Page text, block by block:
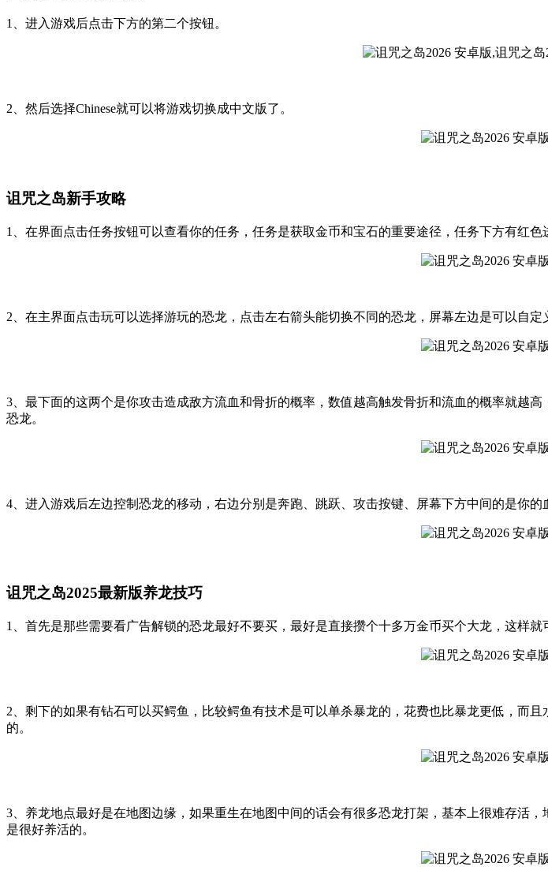
1、进入游戏后点击下方的第二个按钮。
2、然后选择Chinese就可以将游戏切换成中文版了。
诅咒之岛新手攻略
1、在界面点击任务按钮可以查看你的任务，任务是获取金币和宝石的重要途径，任务下方有红
2、在主界面点击玩可以选择游玩的恐龙，点击左右箭头能切换不同的恐龙，屏幕左边是可以自
3、最下面的这两个是你攻击造成敌方流血和骨折的概率，数值越高触发骨折和流血的概率就越
恐龙。
4、进入游戏后左边控制恐龙的移动，右边分别是奔跑、跳跃、攻击按键、屏幕下方中间的是你
诅咒之岛2025最新版养龙技巧
1、首先是那些需要看广告解锁的恐龙最好不要买，最好是直接攒个十多万金币买个大龙，这样
2、剩下的如果有钻石可以买鳄鱼，比较鳄鱼有技术是可以单杀暴龙的，花费也比暴龙更低，而
的。
3、养龙地点最好是在地图边缘，如果重生在地图中间的话会有很多恐龙打架，基本上很难存活
是很好养活的。